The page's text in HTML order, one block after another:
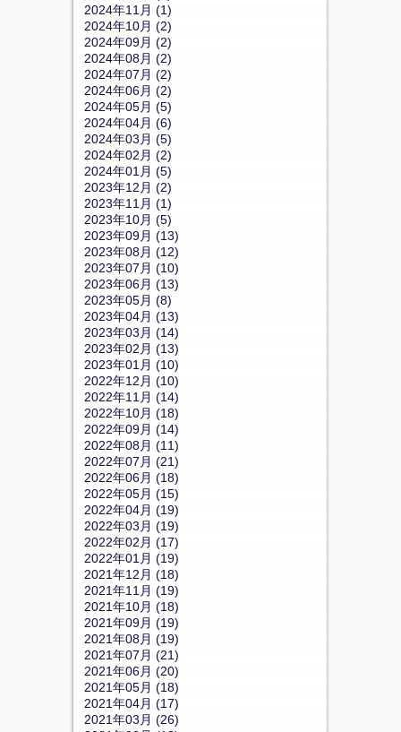
2024年11月 (1)
2024年10月 (2)
2024年09月 (2)
2024年08月 (2)
2024年07月 (2)
2024年06月 (2)
2024年05月 (5)
2024年04月 (6)
2024年03月 (5)
2024年02月 (2)
2024年01月 (5)
2023年12月 (2)
2023年11月 (1)
2023年10月 (5)
2023年09月 (13)
2023年08月 (12)
2023年07月 (10)
2023年06月 (13)
2023年05月 (8)
2023年04月 (13)
2023年03月 (14)
2023年02月 (13)
2023年01月 (10)
2022年12月 (10)
2022年11月 (14)
2022年10月 (18)
2022年09月 (14)
2022年08月 (11)
2022年07月 (21)
2022年06月 (18)
2022年05月 (15)
2022年04月 (19)
2022年03月 (19)
2022年02月 (17)
2022年01月 (19)
2021年12月 (18)
2021年11月 (19)
2021年10月 (18)
2021年09月 (19)
2021年08月 (19)
2021年07月 (21)
2021年06月 (20)
2021年05月 (18)
2021年04月 (17)
2021年03月 (26)